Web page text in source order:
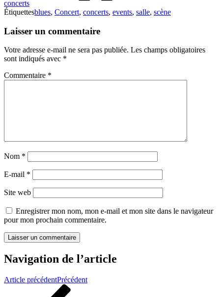
concerts
Étiquettesblues, Concert, concerts, events, salle, scène
Laisser un commentaire
Votre adresse e-mail ne sera pas publiée. Les champs obligatoires
sont indiqués avec *
Commentaire *
Nom *
E-mail *
Site web
Enregistrer mon nom, mon e-mail et mon site dans le navigateur
pour mon prochain commentaire.
Navigation de l’article
Article précédentPrécédent